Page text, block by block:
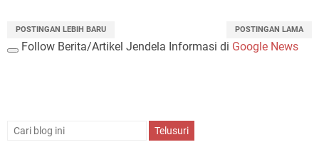
POSTINGAN LEBIH BARU POSTINGAN LAMA
Follow Berita/Artikel Jendela Informasi di Google News